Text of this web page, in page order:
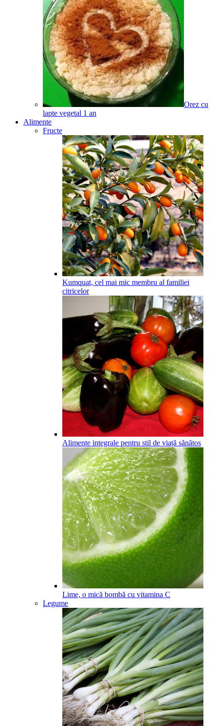
Orez cu
lapte vegetal 1 an
Alimente
Fructe
Kumquat, cel mai mic membru al familiei
citricelor
Alimente integrale pentru stil de viață sănătos
Lime, o mică bombă cu vitamina C
Legume